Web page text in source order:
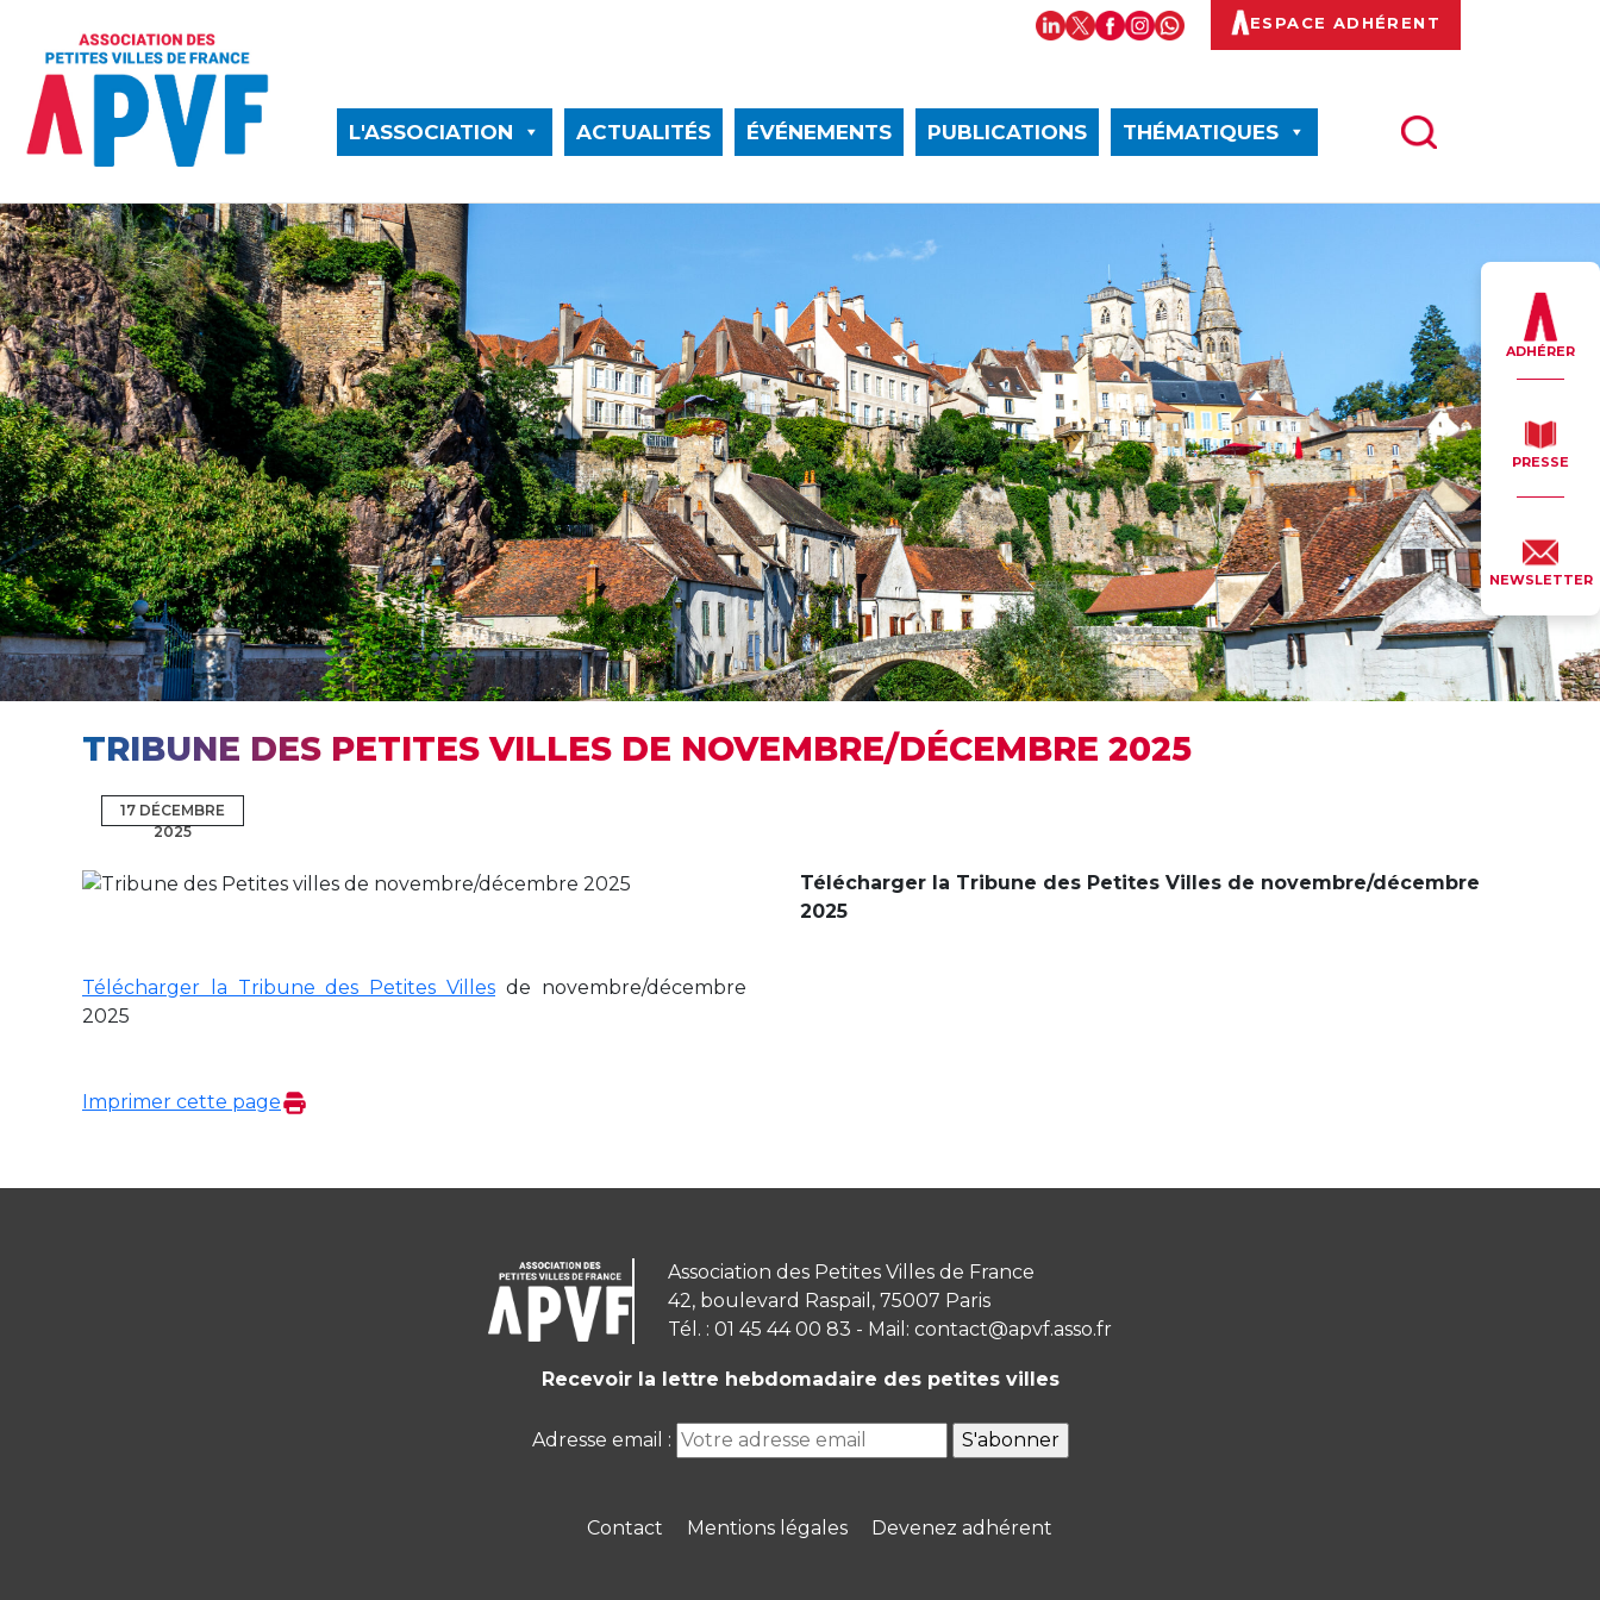
ESPACE ADHÉRENT
L'ASSOCIATION ACTUALITÉS ÉVÉNEMENTS PUBLICATIONS THÉMATIQUES
ADHÉRER
PRESSE
NEWSLETTER
TRIBUNE DES PETITES VILLES DE NOVEMBRE/DÉCEMBRE 2025
17 DÉCEMBRE
2025
Télécharger la Tribune des Petites Villes de novembre/décembre
2025
Télécharger la Tribune des Petites Villes de novembre/décembre
2025
Imprimer cette page
Association des Petites Villes de France
42, boulevard Raspail, 75007 Paris
Tél. : 01 45 44 00 83 - Mail: contact@apvf.asso.fr
Recevoir la lettre hebdomadaire des petites villes
Adresse email :
Contact Mentions légales Devenez adhérent